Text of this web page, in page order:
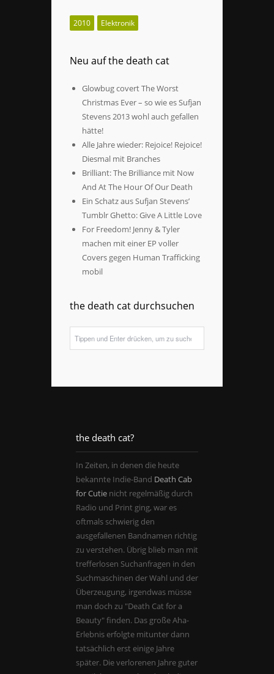
2010 Elektronik
Neu auf the death cat
Glowbug covert The Worst
Christmas Ever – so wie es Sufjan
Stevens 2013 wohl auch gefallen
hätte!
Alle Jahre wieder: Rejoice! Rejoice!
Diesmal mit Branches
Brilliant: The Brilliance mit Now
And At The Hour Of Our Death
Ein Schatz aus Sufjan Stevens’
Tumblr Ghetto: Give A Little Love
For Freedom! Jenny & Tyler
machen mit einer EP voller
Covers gegen Human Trafficking
mobil
the death cat durchsuchen
the death cat?
In Zeiten, in denen die heute
bekannte Indie-Band Death Cab
for Cutie nicht regelmäßig durch
Radio und Print ging, war es
oftmals schwierig den
ausgefallenen Bandnamen richtig
zu verstehen. Übrig blieb man mit
trefferlosen Suchanfragen in den
Suchmaschinen der Wahl und der
Überzeugung, irgendwas müsse
man doch zu "Death Cat for a
Beauty" finden. Das große Aha-
Erlebnis erfolgte mitunter dann
tatsächlich erst einige Jahre
später. Die verlorenen Jahre guter